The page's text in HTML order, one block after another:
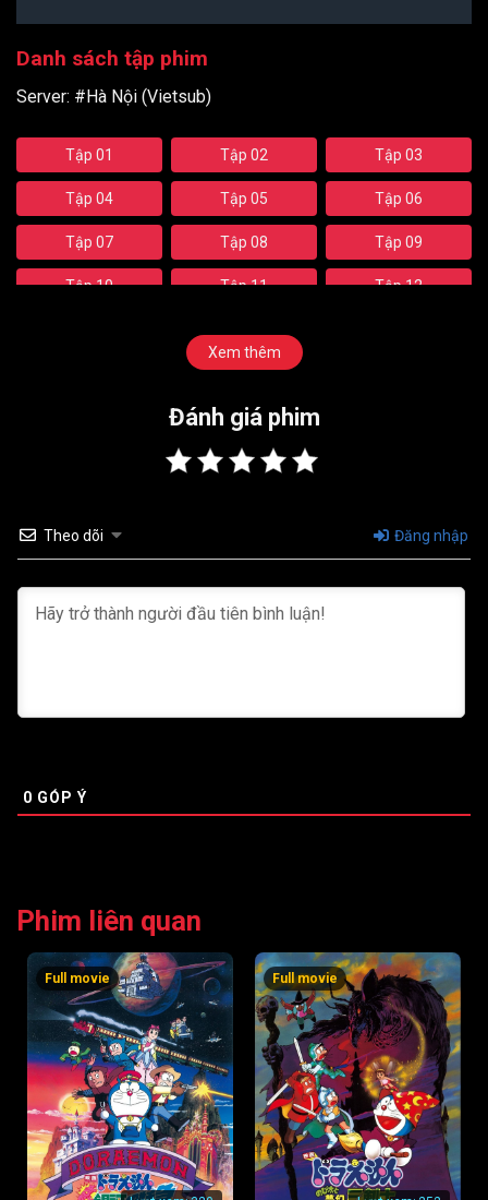
Danh sách tập phim
Server: #Hà Nội (Vietsub)
Tập 01 Tập 02 Tập 03
Tập 04 Tập 05 Tập 06
Tập 07 Tập 08 Tập 09
Tập 10 Tập 11 Tập 12
Tập 17
Xem thêm
Đánh giá phim
Theo dõi Đăng nhập
0 GÓP Ý
Phim liên quan
Full movie Full movie